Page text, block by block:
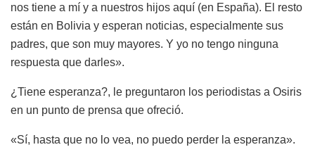
nos tiene a mí y a nuestros hijos aquí (en España). El resto
están en Bolivia y esperan noticias, especialmente sus
padres, que son muy mayores. Y yo no tengo ninguna
respuesta que darles».
¿Tiene esperanza?, le preguntaron los periodistas a Osiris
en un punto de prensa que ofreció.
«Sí, hasta que no lo vea, no puedo perder la esperanza».